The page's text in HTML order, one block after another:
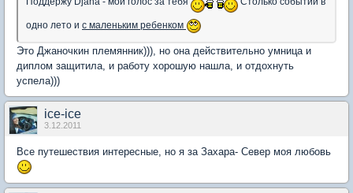
одно лето и с маленьким ребенком
Это Джаночкин племянник))), но она действительно умница и
диплом защитила, и работу хорошую нашла, и отдохнуть
успела)))
ice-ice
3.12.2011
Все путешествия интересные, но я за Захара- Север моя любовь